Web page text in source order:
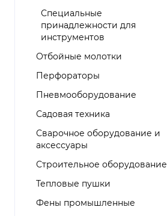
Специальные
принадлежности для
инструментов
Отбойные молотки
Перфораторы
Пневмооборудование
Садовая техника
Сварочное оборудование и
аксессуары
Строительное оборудование
Тепловые пушки
Фены промышленные